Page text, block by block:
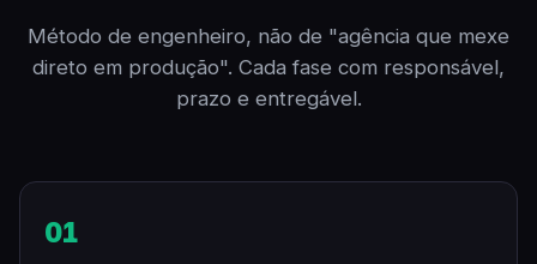
Método de engenheiro, não de "agência que mexe
direto em produção". Cada fase com responsável,
prazo e entregável.
01